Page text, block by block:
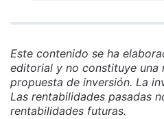
Este contenido se ha
editorial y no constituye una
propuesta de inversión. La
Las rentabilidades pasadas
rentabilidades futuras.